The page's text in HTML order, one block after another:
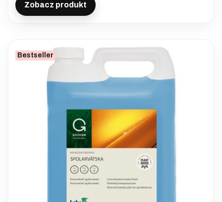
Zobacz produkt
Bestseller